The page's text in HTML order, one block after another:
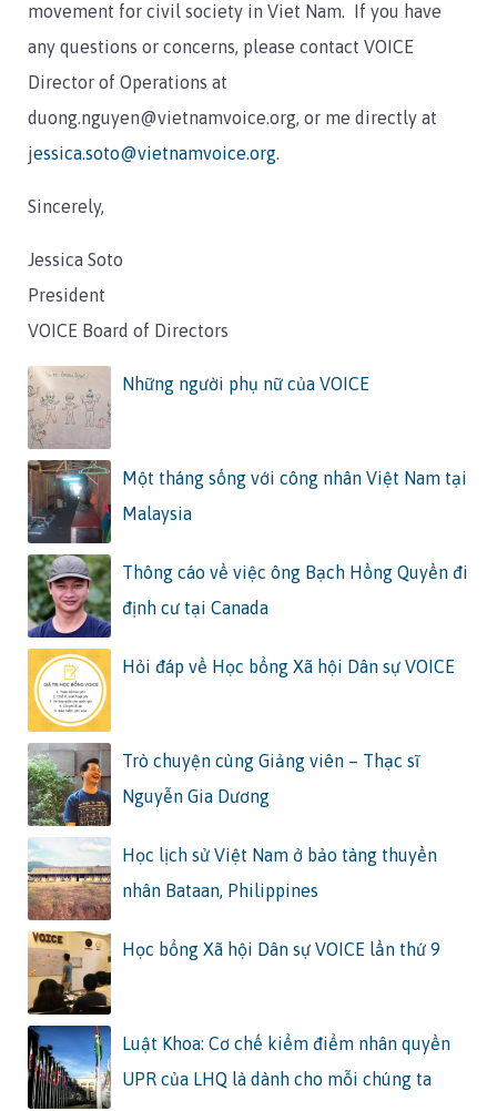
movement for civil society in Viet Nam. If you have
any questions or concerns, please contact VOICE
Director of Operations at
duong.nguyen@vietnamvoice.org, or me directly at
jessica.soto@vietnamvoice.org.
Sincerely,
Jessica Soto
President
VOICE Board of Directors
Những người phụ nữ của VOICE
Một tháng sống với công nhân Việt Nam tại
Malaysia
Thông cáo về việc ông Bạch Hồng Quyền đi
định cư tại Canada
Hỏi đáp về Học bổng Xã hội Dân sự VOICE
Trò chuyện cùng Giảng viên – Thạc sĩ
Nguyễn Gia Dương
Học lịch sử Việt Nam ở bảo tàng thuyền
nhân Bataan, Philippines
Học bổng Xã hội Dân sự VOICE lần thứ 9
Luật Khoa: Cơ chế kiểm điểm nhân quyền
UPR của LHQ là dành cho mỗi chúng ta